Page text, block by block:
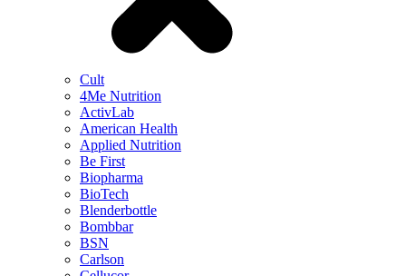
Cult
4Me Nutrition
ActivLab
American Health
Applied Nutrition
Be First
Biopharma
BioTech
Blenderbottle
Bombbar
BSN
Carlson